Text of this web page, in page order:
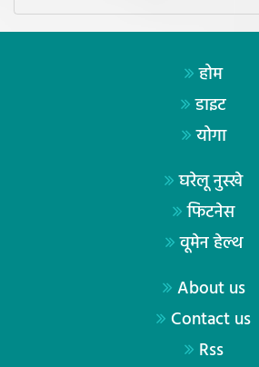
होम
डाइट
योगा
घरेलू नुस्खे
फिटनेस
वूमेन हेल्थ
About us
Contact us
Rss